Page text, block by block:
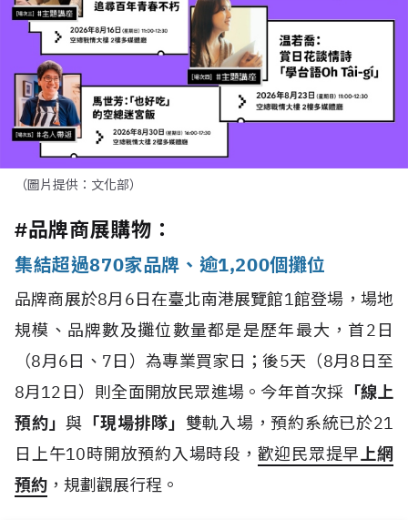
（圖片提供：文化部）
#品牌商展購物：
集結超過870家品牌、逾1,200個攤位
品牌商展於8月6日在臺北南港展覽館1館登場，場地
規模、品牌數及攤位數量都是是歷年最大，首2日
（8月6日、7日）為專業買家日；後5天（8月8日至
8月12日）則全面開放民眾進場。今年首次採 「線上
預約」與 「現場排隊」 雙軌入場，預約系統已於21
日上午10時開放預約入場時段， 歡迎民眾提早上網
預約 ，規劃觀展行程。